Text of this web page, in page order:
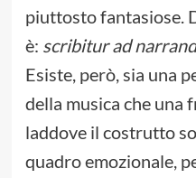
piuttosto fantasiose.
è: scribitur ad
Esiste, però, sia una
della musica che una
laddove il costrutto
quadro emozionale,